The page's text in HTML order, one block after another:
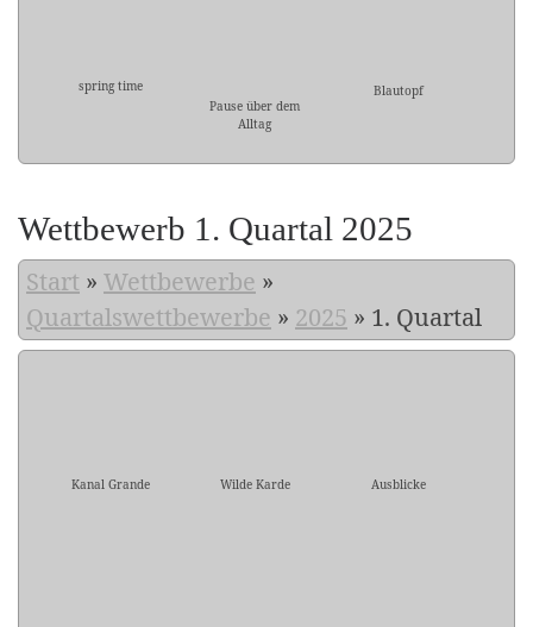
spring time
Pause über dem
Alltag
Blautopf
Wettbewerb 1. Quartal 2025
Start » Wettbewerbe »
Quartalswettbewerbe » 2025 » 1. Quartal
Kanal Grande Wilde Karde Ausblicke